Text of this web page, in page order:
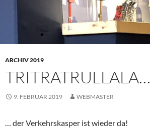
ARCHIV 2019
TRITRATRULLALA…
9. FEBRUAR 2019 WEBMASTER
… der Verkehrskasper ist wieder da!